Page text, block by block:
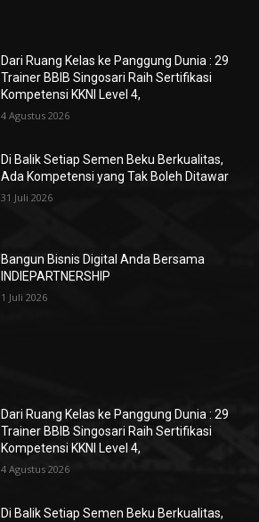
Dari Ruang Kelas ke Panggung Dunia : 29
Trainer BBIB Singosari Raih Sertifikasi
Kompetensi KKNI Level 4,
4 Agustus 2026
Di Balik Setiap Semen Beku Berkualitas,
Ada Kompetensi yang Tak Boleh Ditawar
31 Juli 2026
Bangun Bisnis Digital Anda Bersama
INDIEPARTNERSHIP
1 Juli 2026
Dari Ruang Kelas ke Panggung Dunia : 29
Trainer BBIB Singosari Raih Sertifikasi
Kompetensi KKNI Level 4,
4 Agustus 2026
Di Balik Setiap Semen Beku Berkualitas,